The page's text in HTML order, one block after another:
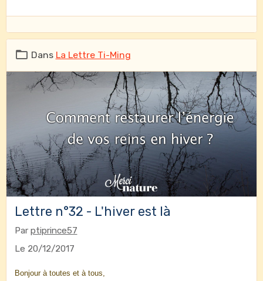
Dans La Lettre Ti-Ming
Lettre n°32 - L'hiver est là
Par ptiprince57
Le 20/12/2017
Bonjour à toutes et à tous,